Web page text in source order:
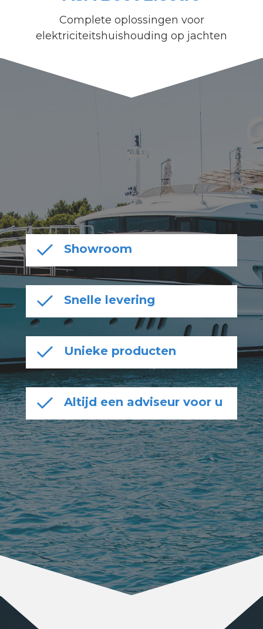
Complete oplossingen voor
elektriciteitshuishouding op jachten
Showroom
Snelle levering
Unieke producten
Altijd een adviseur voor u